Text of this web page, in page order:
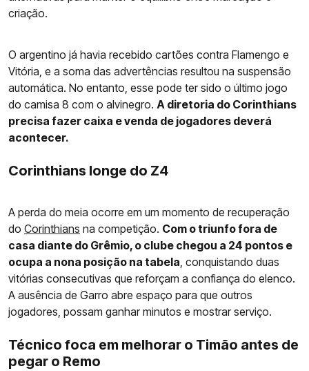
criação.
O argentino já havia recebido cartões contra Flamengo e
Vitória, e a soma das advertências resultou na suspensão
automática. No entanto, esse pode ter sido o último jogo
do camisa 8 com o alvinegro. A diretoria do Corinthians
precisa fazer caixa e venda de jogadores deverá
acontecer.
Corinthians longe do Z4
A perda do meia ocorre em um momento de recuperação
do Corinthians na competição. Com o triunfo fora de
casa diante do Grêmio, o clube chegou a 24 pontos e
ocupa a nona posição na tabela, conquistando duas
vitórias consecutivas que reforçam a confiança do elenco.
A ausência de Garro abre espaço para que outros
jogadores, possam ganhar minutos e mostrar serviço.
Técnico foca em melhorar o Timão antes de
pegar o Remo